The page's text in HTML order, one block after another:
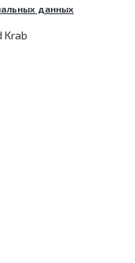
данных
Krab